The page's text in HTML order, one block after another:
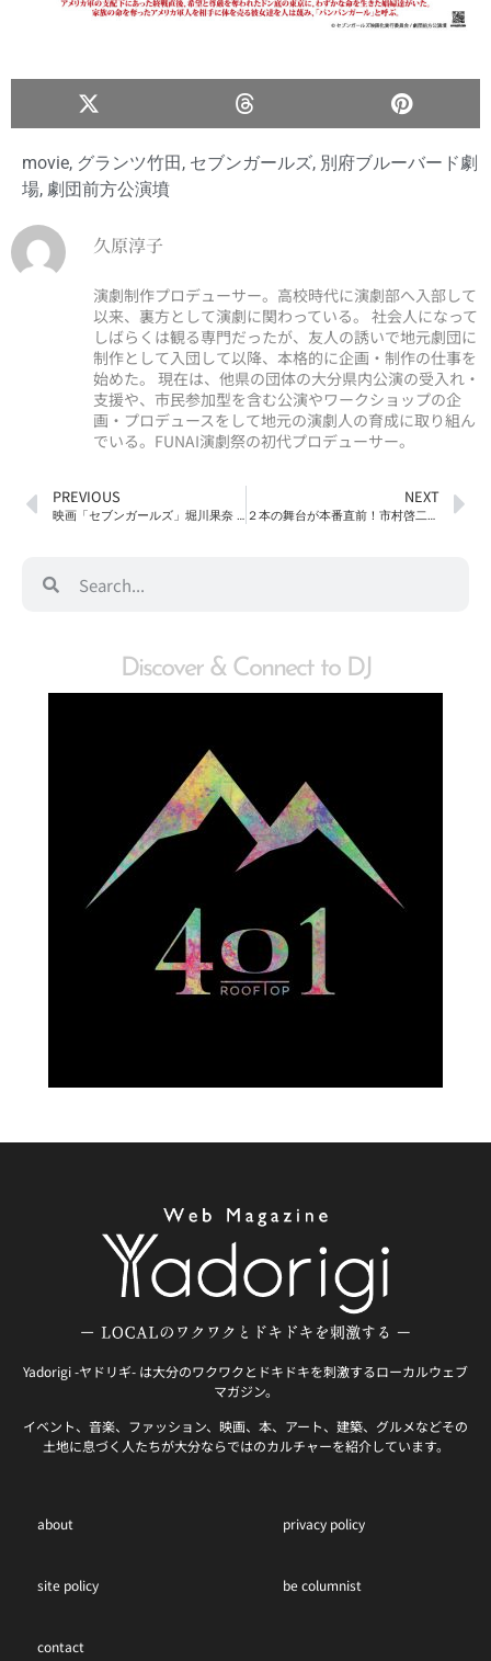
movie, グランツ竹田 , セブンガールズ, 別府ブルーバード劇
場, 劇団前方公演墳
久原淳子
演劇制作プロデューサー。高校時代に演劇部へ入部して
以来、裏方として演劇に関わっている。 社会人になって
しばらくは観る専門だったが、友人の誘いで地元劇団に
制作として入団して以降、本格的に企画・制作の仕事を
始めた。 現在は、他県の団体の大分県内公演の受入れ・
支援や、市民参加型を含む公演やワークショップの企
画・プロデュースをして地元の演劇人の育成に取り組ん
でいる。FUNAI演劇祭の初代プロデューサー。
PREVIOUS
映画「セブンガールズ」堀川果奈 大分県凱旋上映決定！！
NEXT
２本の舞台が本番直前！市村啓二インタビュー
Discover & Connect to DJ
Yadorigi -ヤドリギ- は大分のワクワクとドキドキを刺激するローカルウェブ
マガジン。
イベント、音楽、ファッション、映画、本、アート、建築、グルメなどその
土地に息づく人たちが大分ならではのカルチャーを紹介しています。
about privacy policy
site policy be columnist
contact